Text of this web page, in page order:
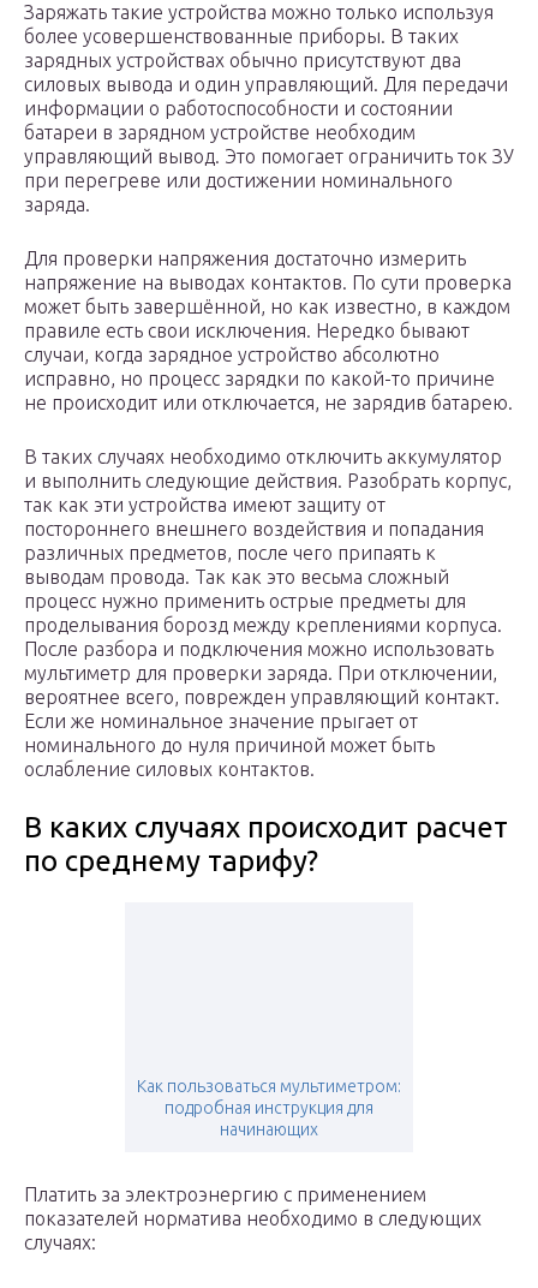
Заряжать такие устройства можно только используя
более усовершенствованные приборы. В таких
зарядных устройствах обычно присутствуют два
силовых вывода и один управляющий. Для передачи
информации о работоспособности и состоянии
батареи в зарядном устройстве необходим
управляющий вывод. Это помогает ограничить ток ЗУ
при перегреве или достижении номинального
заряда.
Для проверки напряжения достаточно измерить
напряжение на выводах контактов. По сути проверка
может быть завершённой, но как известно, в каждом
правиле есть свои исключения. Нередко бывают
случаи, когда зарядное устройство абсолютно
исправно, но процесс зарядки по какой-то причине
не происходит или отключается, не зарядив батарею.
В таких случаях необходимо отключить аккумулятор
и выполнить следующие действия. Разобрать корпус,
так как эти устройства имеют защиту от
постороннего внешнего воздействия и попадания
различных предметов, после чего припаять к
выводам провода. Так как это весьма сложный
процесс нужно применить острые предметы для
проделывания борозд между креплениями корпуса.
После разбора и подключения можно использовать
мультиметр для проверки заряда. При отключении,
вероятнее всего, поврежден управляющий контакт.
Если же номинальное значение прыгает от
номинального до нуля причиной может быть
ослабление силовых контактов.
В каких случаях происходит расчет
по среднему тарифу?
Как пользоваться мультиметром:
подробная инструкция для
начинающих
Платить за электроэнергию с применением
показателей норматива необходимо в следующих
случаях: